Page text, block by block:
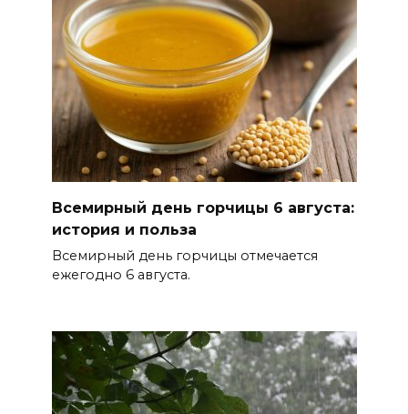
06 августа 2026 15:01
Россияне сообщают о
массовом сбое в работе
нескольких приложений
06 августа 2026 14:35
В Советском районе Ростова
из-за порыва на водоводе
ограничили подачу воды
06 августа 2026 14:33
старше 65 лет
06 августа 2026 14:30
Всемирный день горчицы 6 августа:
история и польза
Всемирный день горчицы отмечается
ежегодно 6 августа.